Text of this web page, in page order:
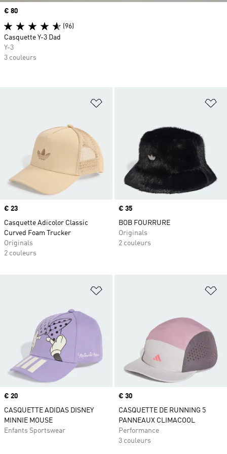
Ajouter à la Liste de produits
Prix
€ 23
Casquette Adicolor Classic
Curved Foam Trucker
Originals
2 couleurs
Prix
€ 35
BOB FOURRURE
Originals
2 couleurs
Ajouter à la Liste de produits
Prix
€ 20
CASQUETTE ADIDAS DISNEY
MINNIE MOUSE
Enfants Sportswear
Prix
€ 30
CASQUETTE DE RUNNING 5
PANNEAUX CLIMACOOL
Performance
3 couleurs
Prix
€ 80
(96)
Casquette Y-3 Dad
Y-3
3 couleurs